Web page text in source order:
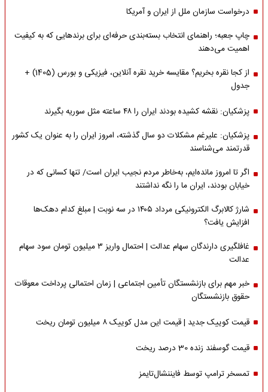
درخواست سازمان ملل از ایران و آمریکا
چاپ جعبه؛ راهنمای انتخاب بسته‌بندی حرفه‌ای برای برندهایی که به کیفیت
اهمیت می‌دهند
از کجا نقره بخریم؟ مقایسه خرید نقره آنلاین، فیزیکی و بورس (1405) +
جدول
پزشکیان: نقشه کشیده بودند ایران را ۴۸ ساعته مثل سوریه بگیرند
پزشکیان: علیرغم مشکلات دو سال گذشته، امروز ایران را به عنوان یک کشور
قدرتمند می‌شناسند
اگر تا امروز مانده‌ایم، به‌خاطر مردم نجیب ایران است/ تنها کسانی که در
خیابان بودند، ایران ما را نگه نداشتند
شارژ کالابرگ الکترونیکی مرداد ۱۴۰۵ در سه نوبت | مبلغ کدام دهک‌ها
افزایش یافت؟
غافلگیری دارندگان سهام عدالت | احتمال واریز ۳ میلیون تومان سود سهام
عدالت
خبر مهم برای بازنشستگان تأمین اجتماعی | زمان احتمالی پرداخت معوقات
حقوق بازنشستگان
قیمت کوییک جدید | قیمت این مدل کوییک ۸ میلیون تومان ریخت
قیمت گوسفند زنده 30 درصد ریخت
تمسخر ترامپ توسط فایننشال‌تایمز